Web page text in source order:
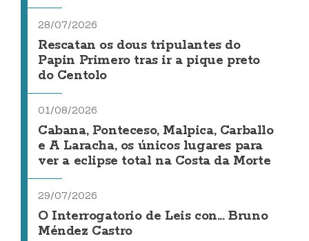
28/07/2026
Rescatan os dous tripulantes do
Papin Primero tras ir a pique preto
do Centolo
01/08/2026
Cabana, Ponteceso, Malpica, Carballo
e A Laracha, os únicos lugares para
ver a eclipse total na Costa da Morte
29/07/2026
O Interrogatorio de Leis con... Bruno
Méndez Castro